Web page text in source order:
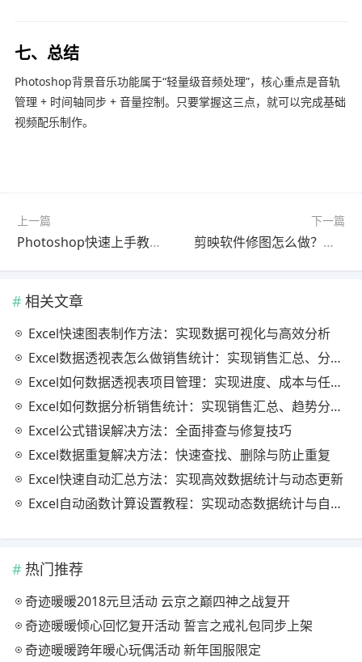
七、总结
Photoshop背景音乐功能属于“轻量级音频处理”，核心重点是音轨
管理 + 时间轴同步 + 音量控制。只要掌握这三点，就可以完成基础
视频配乐制作。
上一篇
Photoshop快速上手教程：剪辑完整教程官方最新版（避坑指南）
下一篇
剪映软件修图怎么做？官方最新版操作教程（完整解析）
相关文章
Excel快速图表制作方法：实现数据可视化与高效分析
Excel数据透视表怎么做销售统计：实现销售汇总、分析与动态监控
Excel如何数据透视表项目管理：实现进度、成本与任务的高效分析
Excel如何数据分析销售统计：实现销售汇总、趋势分析与业绩优化
Excel公式错误解决方法：全面排查与修复技巧
Excel数据重复解决方法：快速查找、删除与防止重复
Excel快速自动汇总方法：实现高效数据统计与动态更新
Excel自动函数计算设置教程：实现动态数据统计与自动更新
热门推荐
奇迹暖暖2018元旦活动 云京之巅四神之战复开
奇迹暖暖倾心回忆复开活动 誓言之戒礼包同步上架
奇迹暖暖跨年暖心玩偶活动 新年国服限定